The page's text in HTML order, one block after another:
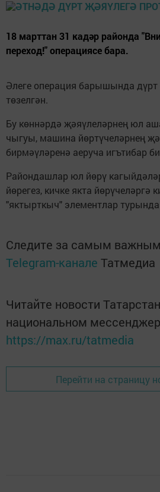
18 марттан 31 кадәр районда
переход!" операциясе бара.
Әлеге операция барышында дүрт
төзелгән.
Бу көннәрдә җәяүлеләрнең юл
чыгуы, машина йөртүчеләрнең
бирмәүләренә аеруча игътибар
Райондашлар юл йөрү
йөрегез, кичке якта йөрүчеләргә
"яктырткыч" элементлар
Следите за самым
Telegram-канале Татмедиа
Читайте новости
национальном
https://max.ru/tatmedia
Перейти на страницу